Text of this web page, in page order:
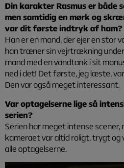
Din karakter Rasmus er både
men samtidig en mørk og
var dit første indtryk af ham?
Han er en mand, der ejer en stor
han træner sin vejrtrækning
mand med en vandtank i sit
ned i det! Det første, jeg læste,
Den var også meget interessant.
Var optagelserne lige så
serien?
Serien har meget intense scener,
kameraet var altid roligt, trygt og
alle optagelserne.